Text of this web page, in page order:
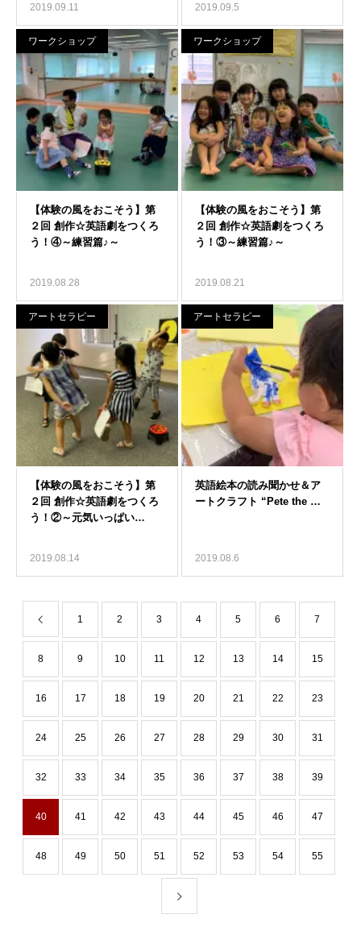
2019.09.11 2019.09.5
ワークショップ
2019.08.28
ワークショップ
2019.08.21
アートセラピー
2019.08.14
アートセラピー
2019.08.6
1 2 3 4 5 6 7
8 9 10 11 12 13 14 15
16 17 18 19 20 21 22 23
24 25 26 27 28 29 30 31
32 33 34 35 36 37 38 39
40 41 42 43 44 45 46 47
48 49 50 51 52 53 54 55